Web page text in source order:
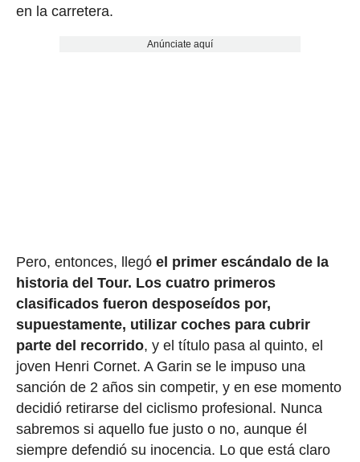
en la carretera.
Anúnciate aquí
Pero, entonces, llegó el primer escándalo de la
historia del Tour. Los cuatro primeros
clasificados fueron desposeídos por,
supuestamente, utilizar coches para cubrir
parte del recorrido, y el título pasa al quinto, el
joven Henri Cornet. A Garin se le impuso una
sanción de 2 años sin competir, y en ese momento
decidió retirarse del ciclismo profesional. Nunca
sabremos si aquello fue justo o no, aunque él
siempre defendió su inocencia. Lo que está claro